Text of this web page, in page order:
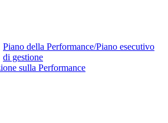
Piano della Performance/Piano esecutivo
di gestione
sulla Performance